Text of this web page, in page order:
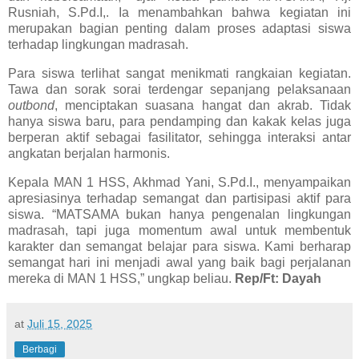
Rusniah, S.Pd.I,. Ia menambahkan bahwa kegiatan ini
merupakan bagian penting dalam proses adaptasi siswa
terhadap lingkungan madrasah.
Para siswa terlihat sangat menikmati rangkaian kegiatan.
Tawa dan sorak sorai terdengar sepanjang pelaksanaan
outbond, menciptakan suasana hangat dan akrab. Tidak
hanya siswa baru, para pendamping dan kakak kelas juga
berperan aktif sebagai fasilitator, sehingga interaksi antar
angkatan berjalan harmonis.
Kepala MAN 1 HSS,Akhmad Yani, S.Pd.I., menyampaikan
apresiasinya terhadap semangat dan partisipasi aktif para
siswa. “MATSAMA bukan hanya pengenalan lingkungan
madrasah, tapi juga momentum awal untuk membentuk
karakter dan semangat belajar para siswa. Kami berharap
semangat hari ini menjadi awal yang baik bagi perjalanan
mereka di MAN 1 HSS,” ungkap beliau. Rep/Ft: Dayah
at Juli 15, 2025
Berbagi